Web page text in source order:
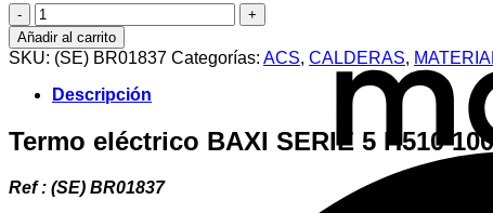
Termo
eléctrico
BAXI
SERIE
5
H510
cantidad
Añadir al carrito
SKU: (SE) BR01837 Categorías: ACS, CALDERAS,
Descripción
Termo eléctrico BAXI SERIE 5 H510
Ref : (SE) BR01837